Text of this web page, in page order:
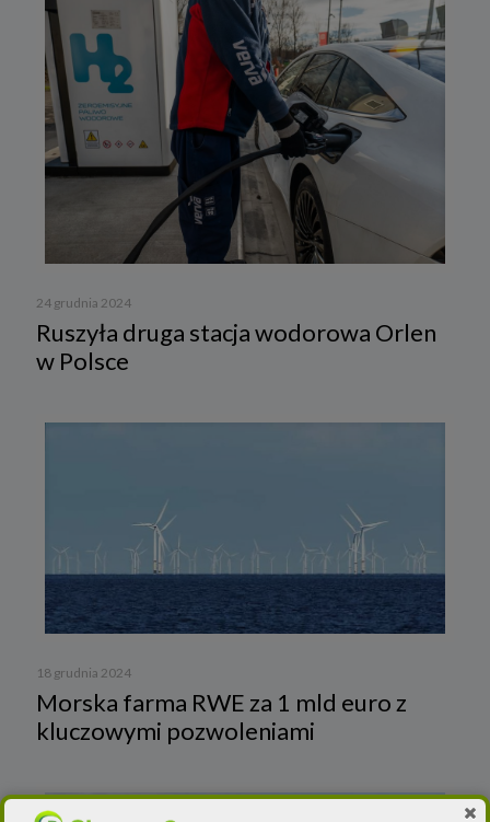
24 grudnia 2024
Ruszyła druga stacja wodorowa Orlen
w Polsce
18 grudnia 2024
Morska farma RWE za 1 mld euro z
kluczowymi pozwoleniami